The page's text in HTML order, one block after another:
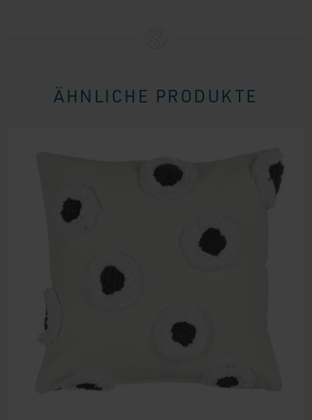
ÄHNLICHE PRODUKTE